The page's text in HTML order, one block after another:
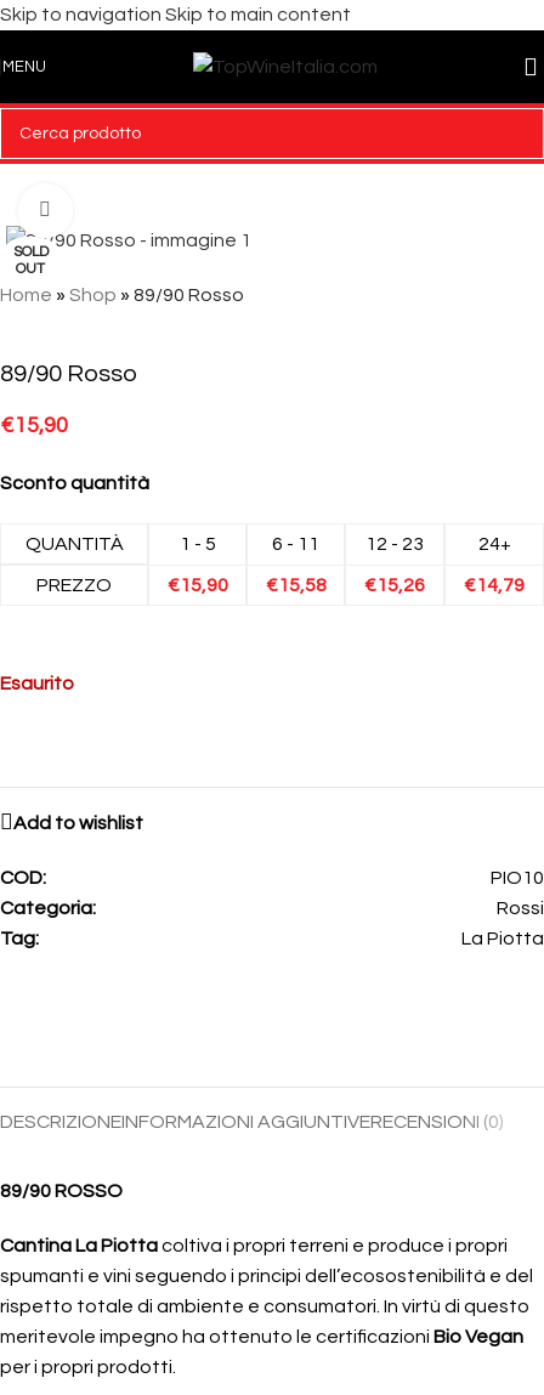
Skip to navigation Skip to main content
MENU
SOLD
OUT
Home » Shop » 89/90 Rosso
89/90 Rosso
€15,90
Sconto quantità
QUANTITÀ 1 - 5 6 - 11 12 - 23 24+
PREZZO €15,90 €15,58 €15,26 €14,79
Esaurito
Add to wishlist
COD:
PIO10
Categoria:
Rossi
Tag:
La Piotta
DESCRIZIONEINFORMAZIONI AGGIUNTIVERECENSIONI (0)
89/90 ROSSO
Cantina La Piottacoltiva i propri terreni e produce i propri
spumanti e vini seguendo i principi dell’ecosostenibilità e del
rispetto totale di ambiente e consumatori. In virtù di questo
meritevole impegno ha ottenuto le certificazioni Bio Vegan
per i propri prodotti.